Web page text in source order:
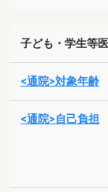
子ども・学生等
<通院>対象年齢
<通院>自己負担